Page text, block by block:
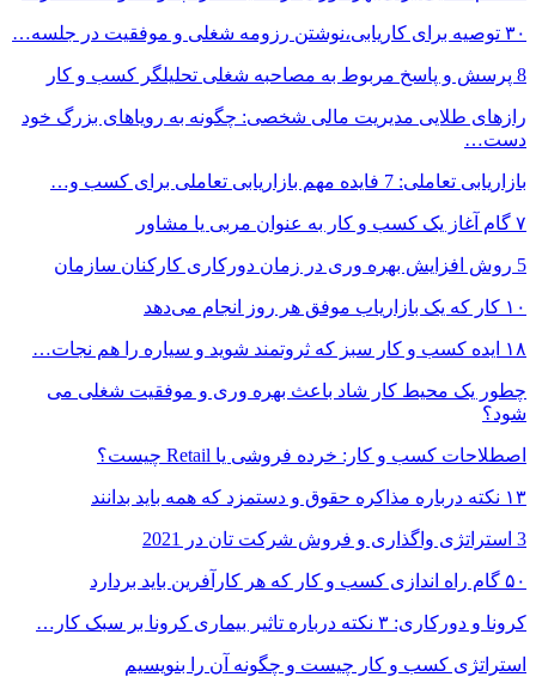
۳۰ توصیه برای کاریابی،نوشتن رزومه شغلی و موفقیت در جلسه…
8 پرسش و پاسخ مربوط به مصاحبه شغلی تحلیلگر کسب و کار
رازهای طلایی مدیریت مالی شخصی: چگونه به رویاهای بزرگ خود
دست…
بازاریابی تعاملی: 7 فایده مهم بازاریابی تعاملی برای کسب و…
۷ گام آغاز یک کسب و کار به عنوان مربی یا مشاور
5 روش افزایش بهره وری در زمان دورکاری کارکنان سازمان
۱۰ کار که یک بازاریاب موفق هر روز انجام می‌دهد
۱۸ ایده کسب و کار سبز که ثروتمند شوید و سیاره را هم نجات…
چطور یک محیط کار شاد باعث بهره وری و موفقیت شغلی می
شود؟
اصطلاحات کسب و کار: خرده فروشی یا Retail چیست؟
۱۳ نکته درباره مذاکره حقوق و دستمزد که همه باید بدانند
3 استراتژی واگذاری و فروش شرکت تان در 2021
۵۰ گام راه اندازی کسب و کار که هر کارآفرین باید بردارد
کرونا و دورکاری: ۳ نکته درباره تاثیر بیماری کرونا بر سبک کار…
استراتژی کسب و کار چیست و چگونه آن را بنویسیم